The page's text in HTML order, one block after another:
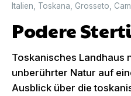
Italien Toskana Grosseto
Podere
Toskanisches Landhaus
unberührter Natur auf
Ausblick über die